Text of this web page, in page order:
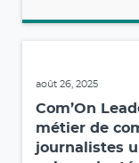
marques. Car
marques, nuire
santé des